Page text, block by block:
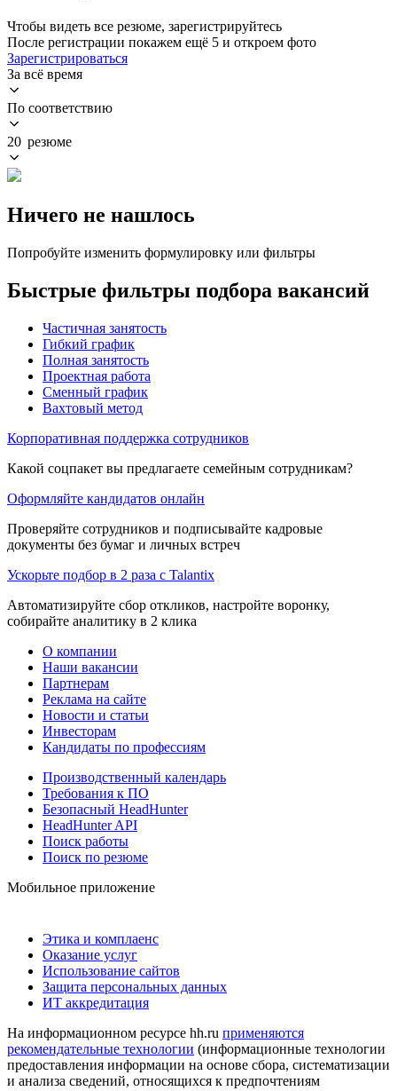
Чтобы видеть все резюме, зарегистрируйтесь
После регистрации покажем ещё 5 и откроем фото
Зарегистрироваться
За всё время
По соответствию
20 резюме
Ничего не нашлось
Попробуйте изменить формулировку или фильтры
Быстрые фильтры подбора вакансий
Частичная занятость
Гибкий график
Полная занятость
Проектная работа
Сменный график
Вахтовый метод
Корпоративная поддержка сотрудников
Какой соцпакет вы предлагаете семейным сотрудникам?
Оформляйте кандидатов онлайн
Проверяйте сотрудников и подписывайте кадровые
документы без бумаг и личных встреч
Ускорьте подбор в 2 раза с Talantix
Автоматизируйте сбор откликов, настройте воронку,
собирайте аналитику в 2 клика
О компании
Наши вакансии
Партнерам
Реклама на сайте
Новости и статьи
Инвесторам
Кандидаты по профессиям
Производственный календарь
Требования к ПО
Безопасный HeadHunter
HeadHunter API
Поиск работы
Поиск по резюме
Мобильное приложение
Этика и комплаенс
Оказание услуг
Использование сайтов
Защита персональных данных
ИТ аккредитация
На информационном ресурсе hh.ru применяются
рекомендательные технологии (информационные технологии
предоставления информации на основе сбора, систематизации
и анализа сведений, относящихся к предпочтениям